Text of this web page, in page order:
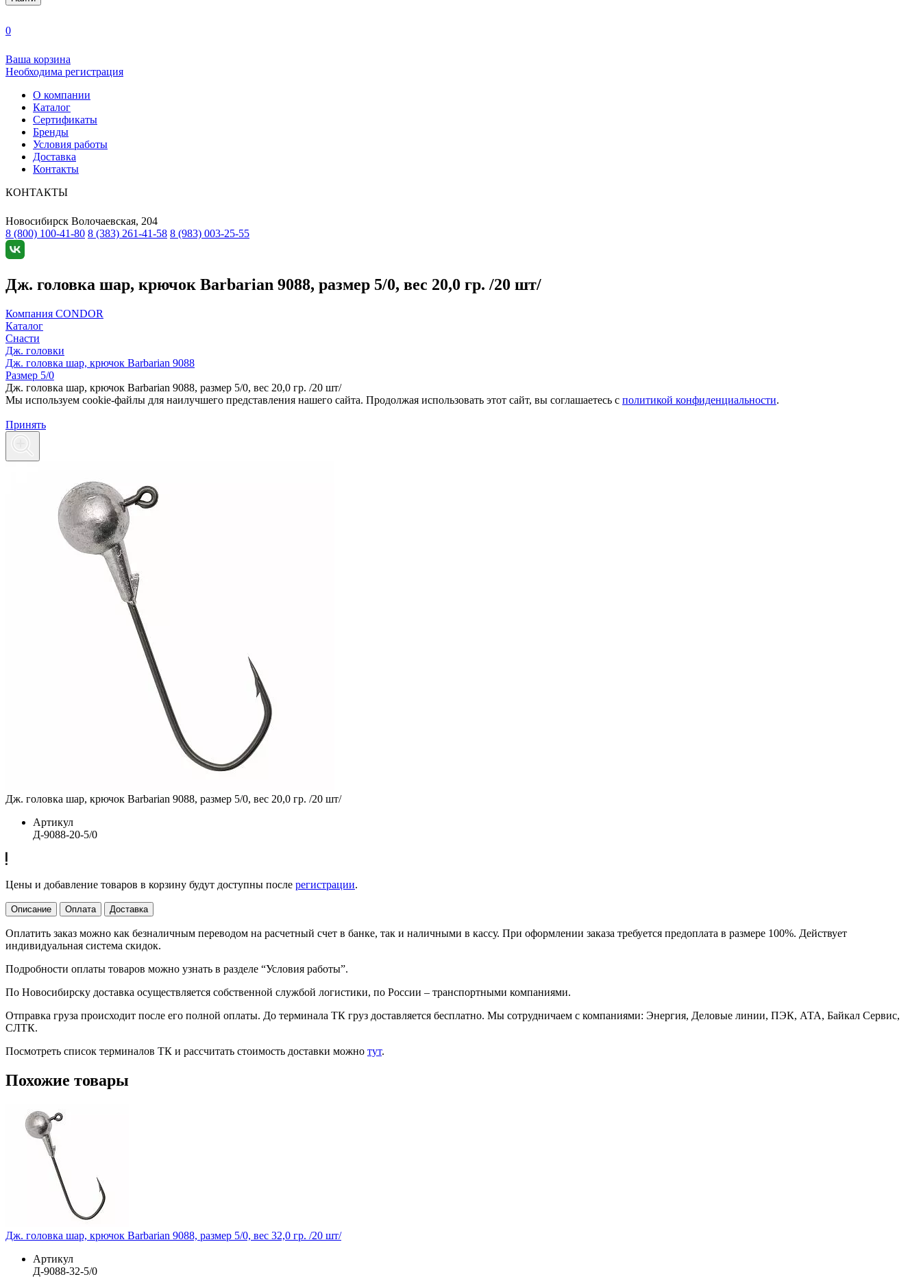
0
Ваша корзина
Необходима регистрация
О компании
Каталог
Сертификаты
Бренды
Условия работы
Доставка
Контакты
КОНТАКТЫ
Новосибирск Волочаевская, 204
8 (800) 100-41-80 8 (383) 261-41-58 8 (983) 003-25-55
Дж. головка шар, крючок Barbarian 9088, размер 5/0, вес 20,0 гр. /20 шт/
Компания CONDOR
Каталог
Снасти
Дж. головки
Дж. головка шар, крючок Barbarian 9088
Размер 5/0
Дж. головка шар, крючок Barbarian 9088, размер 5/0, вес 20,0 гр. /20 шт/
Мы используем cookie-файлы для наилучшего представления нашего сайта. Продолжая использовать этот сайт, вы соглашаетесь c политикой конфиденциальности.
Принять
Дж. головка шар, крючок Barbarian 9088, размер 5/0, вес 20,0 гр. /20 шт/
Артикул
Д-9088-20-5/0
Цены и добавление товаров в корзину будут доступны после регистрации.
Описание Оплата Доставка
Оплатить заказ можно как безналичным переводом на расчетный счет в банке, так и наличными в кассу. При оформлении заказа требуется предоплата в размере 100%. Действует
индивидуальная система скидок.
Подробности оплаты товаров можно узнать в разделе “Условия работы”.
По Новосибирску доставка осуществляется собственной службой логистики, по России – транспортными компаниями.
Отправка груза происходит после его полной оплаты. До терминала ТК груз доставляется бесплатно. Мы сотрудничаем с компаниями: Энергия, Деловые линии, ПЭК, АТА, Байкал Сервис,
СЛТК.
Посмотреть список терминалов ТК и рассчитать стоимость доставки можно тут.
Похожие товары
Дж. головка шар, крючок Barbarian 9088, размер 5/0, вес 32,0 гр. /20 шт/
Артикул
Д-9088-32-5/0